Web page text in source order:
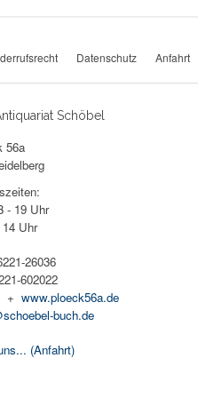
Datenschutz Anfahrt
Schöbel
56a
- 19 Uhr
Uhr
26036
602022
+ www.ploeck56a.de
buch.de
(Anfahrt)